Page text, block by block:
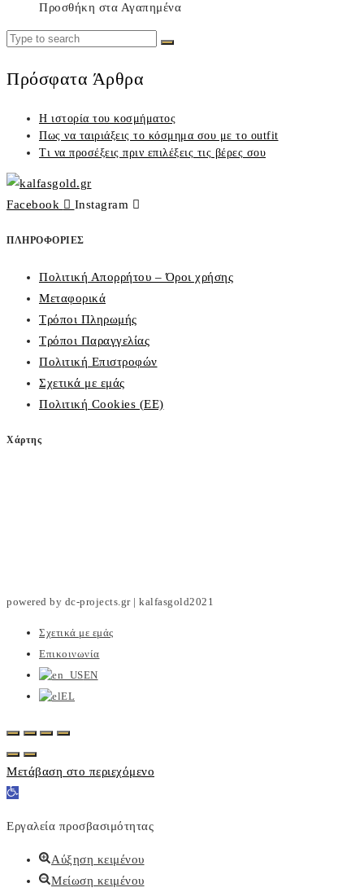
Προσθήκη στα Αγαπημένα
Search
Search
Πρόσφατα Άρθρα
Η ιστορία του κοσμήματος
Πως να ταιριάξεις το κόσμημα σου με το outfit
Τι να προσέξεις πριν επιλέξεις τις βέρες σου
Facebook Instagram
ΠΛΗΡΟΦΟΡΙΕΣ
Πολιτική Απορρήτου – Όροι χρήσης
Μεταφορικά
Τρόποι Πληρωμής
Τρόποι Παραγγελίας
Πολιτική Επιστροφών
Σχετικά με εμάς
Πολιτική Cookies (ΕΕ)
Χάρτης
powered by dc-projects.gr | kalfasgold2021
Σχετικά με εμάς
Επικοινωνία
EN
EL
Μετάβαση στο περιεχόμενο
Ανοίξτε
γραμμή
εργαλείων
Εργαλεία προσβασιμότητας
Αύξηση κειμένου
Μείωση κειμένου